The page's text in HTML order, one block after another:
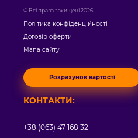
© Всі права захищені 2026
Політика конфіденційності
Договір оферти
Мапа сайту
Розрахунок вартості
КОНТАКТИ:
+38 (063) 47 168 32